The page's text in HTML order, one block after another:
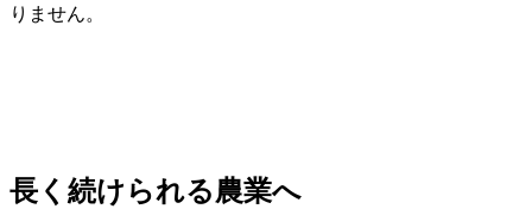
りません。
長く続けられる農業へ